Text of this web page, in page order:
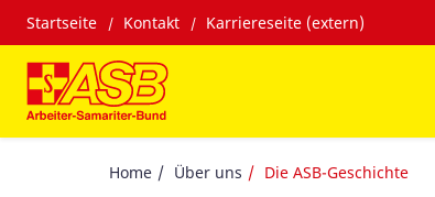
Startseite Kontakt Karriereseite (extern)
Home Über uns Die ASB-Geschichte